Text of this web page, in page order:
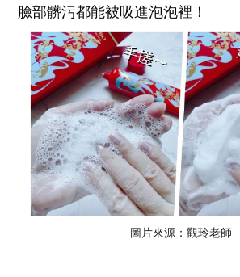
臉部髒污都能被吸進泡泡裡！
圖片來源：觀玲老師